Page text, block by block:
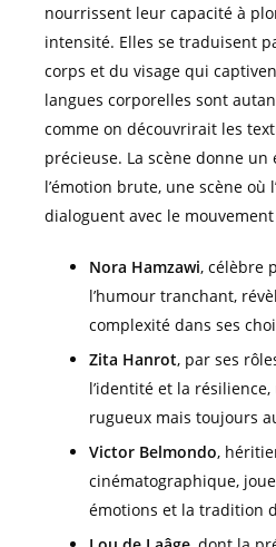
nourrissent leur capacité à
intensité. Elles se traduisent
corps et du visage qui
langues corporelles sont
comme on découvrirait les
précieuse. La scène donne
l’émotion brute, une scène où
dialoguent avec le
Nora Hamzawi, célèbre
l’humour tranchant,
complexité dans ses
Zita Hanrot, par ses
l’identité et la
rugueux mais toujours
Victor Belmondo,
cinématographique,
émotions et la tradition